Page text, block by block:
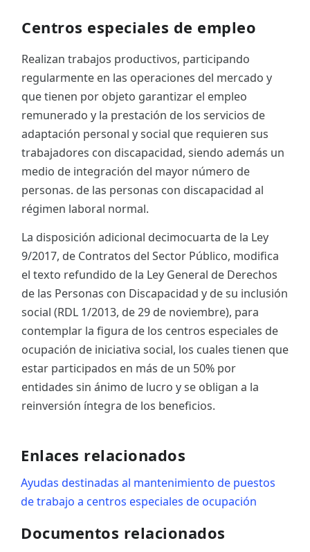
Centros especiales de empleo
Realizan trabajos productivos, participando
regularmente en las operaciones del mercado y
que tienen por objeto garantizar el empleo
remunerado y la prestación de los servicios de
adaptación personal y social que requieren sus
trabajadores con discapacidad, siendo además un
medio de integración del mayor número de
personas. de las personas con discapacidad al
régimen laboral normal.
La disposición adicional decimocuarta de la Ley
9/2017, de Contratos del Sector Público, modifica
el texto refundido de la Ley General de Derechos
de las Personas con Discapacidad y de su inclusión
social (RDL 1/2013, de 29 de noviembre), para
contemplar la figura de los centros especiales de
ocupación de iniciativa social, los cuales tienen que
estar participados en más de un 50% por
entidades sin ánimo de lucro y se obligan a la
reinversión íntegra de los beneficios.
Enlaces relacionados
Ayudas destinadas al mantenimiento de puestos
de trabajo a centros especiales de ocupación
Documentos relacionados